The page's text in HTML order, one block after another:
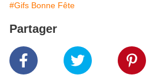
#Gifs Bonne Fête
Partager